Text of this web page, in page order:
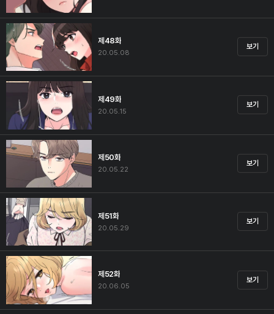
제48화
20.05.08
보기
제49화
20.05.15
보기
제50화
20.05.22
보기
제51화
20.05.29
보기
제52화
20.06.05
보기